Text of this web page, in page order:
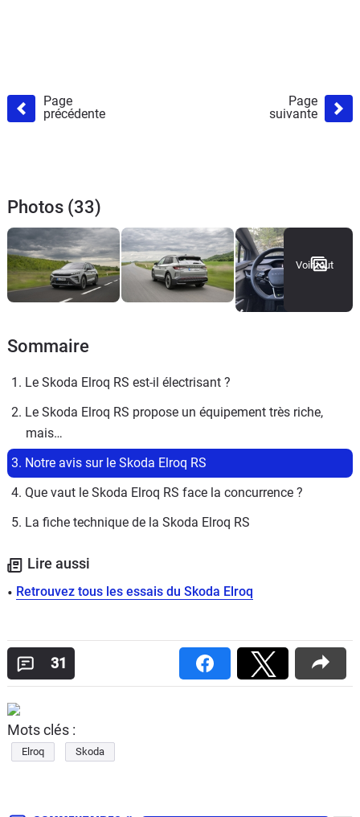
Page
précédente
Page
suivante
Photos (33)
Voir tout
Sommaire
1. Le Skoda Elroq RS est-il électrisant ?
2. Le Skoda Elroq RS propose un équipement très riche,
mais…
3. Notre avis sur le Skoda Elroq RS
4. Que vaut le Skoda Elroq RS face la concurrence ?
5. La fiche technique de la Skoda Elroq RS
Lire aussi
Retrouvez tous les essais du Skoda Elroq
31
Mots clés :
Elroq Skoda